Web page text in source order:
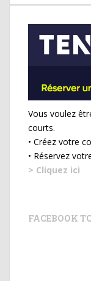
Vous voulez
courts.
• Créez votre
• Réservez
> Cliquez ici
FACEBOOK